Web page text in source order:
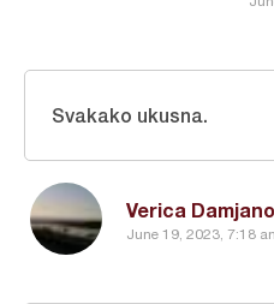
Verica
June 19, 2023, 7:18
Svakako ukusna.